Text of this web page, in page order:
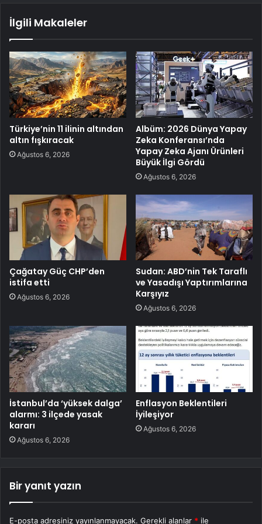
İlgili Makaleler
Türkiye’nin 11 ilinin altından
altın fışkıracak
Ağustos 6, 2026
Albüm: 2026 Dünya Yapay
Zeka Konferansı’nda
Yapay Zeka Ajanı Ürünleri
Büyük İlgi Gördü
Ağustos 6, 2026
Çağatay Güç CHP’den
istifa etti
Ağustos 6, 2026
Sudan: ABD’nin Tek Taraflı
ve Yasadışı Yaptırımlarına
Karşıyız
Ağustos 6, 2026
İstanbul’da ‘yüksek dalga’
alarmı: 3 ilçede yasak
kararı
Ağustos 6, 2026
Enflasyon Beklentileri
İyileşiyor
Ağustos 6, 2026
Bir yanıt yazın
E-posta adresiniz yayınlanmayacak. Gerekli alanlar * ile